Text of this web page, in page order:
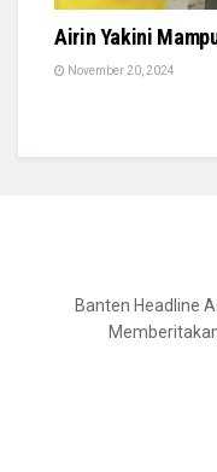
Airin Yakini
November 20, 2024
Banten Headline